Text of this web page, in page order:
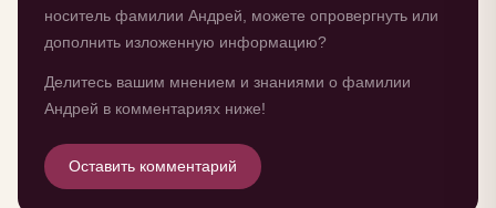
носитель фамилии Андрей, можете опровергнуть или
дополнить изложенную информацию?
Делитесь вашим мнением и знаниями о фамилии
Андрей в комментариях ниже!
Оставить комментарий